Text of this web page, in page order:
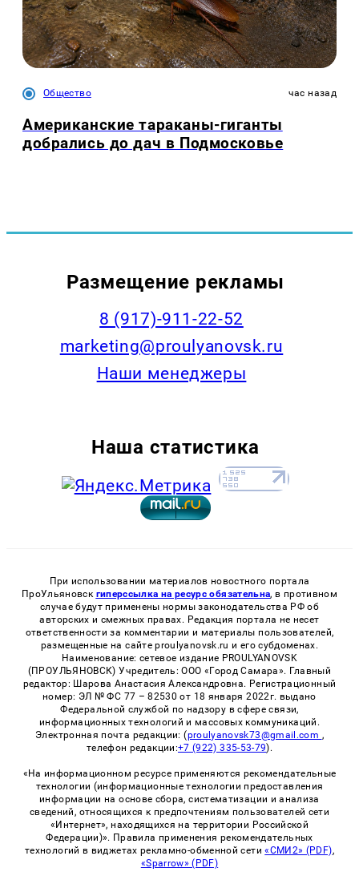
Общество час назад
Американские тараканы-гиганты
добрались до дач в Подмосковье
Размещение рекламы
8 (917)-911-22-52
marketing@proulyanovsk.ru
Наши менеджеры
Наша статистика
При использовании материалов новостного портала
ПроУльяновск гиперссылка на ресурс обязательна, в противном
случае будут применены нормы законодательства РФ об
авторских и смежных правах. Редакция портала не несет
ответственности за комментарии и материалы пользователей,
размещенные на сайте proulyanovsk.ru и его субдоменах.
Наименование: сетевое издание PROULYANOVSK
(ПРОУЛЬЯНОВСК) Учредитель: ООО «Город Самара». Главный
редактор: Шарова Анастасия Александровна. Регистрационный
номер: ЭЛ № ФС 77 – 82530 от 18 января 2022г. выдано
Федеральной службой по надзору в сфере связи,
информационных технологий и массовых коммуникаций.
Электронная почта редакции: (proulyanovsk73@gmail.com ,
телефон редакции:+7 (922) 335-53-79).
«На информационном ресурсе применяются рекомендательные
технологии (информационные технологии предоставления
информации на основе сбора, систематизации и анализа
сведений, относящихся к предпочтениям пользователей сети
«Интернет», находящихся на территории Российской
Федерации)». Правила применения рекомендательных
технологий в виджетах рекламно-обменной сети«СМИ2» (PDF),
«Sparrow» (PDF)